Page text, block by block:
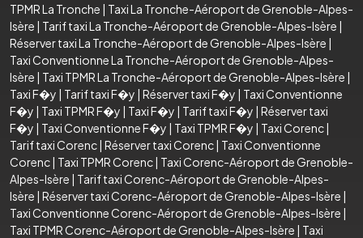
TPMR La Tronche | Taxi La Tronche-Aéroport de Grenoble-Alpes-
Isère | Tarif taxi La Tronche-Aéroport de Grenoble-Alpes-Isère |
Réserver taxi La Tronche-Aéroport de Grenoble-Alpes-Isère |
Taxi Conventionne La Tronche-Aéroport de Grenoble-Alpes-
Isère | Taxi TPMR La Tronche-Aéroport de Grenoble-Alpes-Isère |
Taxi F�y | Tarif taxi F�y | Réserver taxi F�y | Taxi Conventionne
F�y | Taxi TPMR F�y | Taxi F�y | Tarif taxi F�y | Réserver taxi
F�y | Taxi Conventionne F�y | Taxi TPMR F�y | Taxi Corenc|
Tarif taxi Corenc| Réserver taxi Corenc| Taxi Conventionne
Corenc| Taxi TPMR Corenc| Taxi Corenc-Aéroport de Grenoble-
Alpes-Isère | Tarif taxi Corenc-Aéroport de Grenoble-Alpes-
Isère | Réserver taxi Corenc-Aéroport de Grenoble-Alpes-Isère |
Taxi Conventionne Corenc-Aéroport de Grenoble-Alpes-Isère |
Taxi TPMR Corenc-Aéroport de Grenoble-Alpes-Isère | Taxi